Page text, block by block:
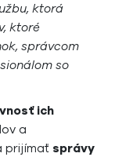
ktorá
ktoré
správcom
so
ich
a
prijímať správy